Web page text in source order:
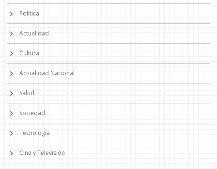
Política
Actualidad
Cultura
Actualidad Nacional
Salud
Sociedad
Tecnología
Cine y Televisión